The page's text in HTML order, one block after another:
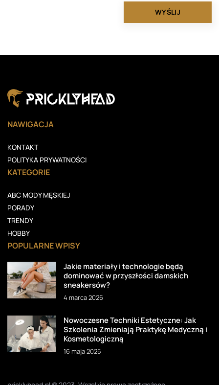
NAWIGACJA
KONTAKT
POLITYKA PRYWATNOŚCI
KATEGORIE
ABC MODY MĘSKIEJ
PORADY
TRENDY
HOBBY
POPULARNE WPISY
Jakie materiały i technologie będą
dominować w przyszłości damskich
sneakersów?
4 marca 2026
Nowoczesne Techniki Estetyczne: Jak
Szkolenia Zmieniają Praktykę Medyczną i
Kosmetologiczną
16 maja 2025